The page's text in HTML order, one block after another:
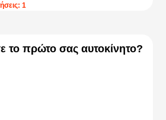
1
το πρώτο σας αυτοκίνητο?